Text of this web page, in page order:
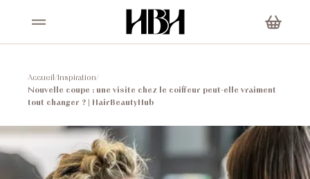
Accueil/Inspiration/
Nouvelle coupe : une visite chez le coiffeur peut-elle vraiment
tout changer ? | HairBeautyHub